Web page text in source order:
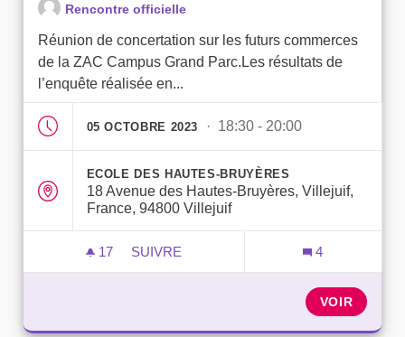
Rencontre officielle
Réunion de concertation sur les futurs commerces
de la ZAC Campus Grand Parc.Les résultats de
l’enquête réalisée en...
05 OCTOBRE 2023 · 18:30 - 20:00
ECOLE DES HAUTES-BRUYÈRES
18 Avenue des Hautes-Bruyères, Villejuif,
France, 94800 Villejuif
17 17 ABONNÉS
SUIVRE
4
VOIR